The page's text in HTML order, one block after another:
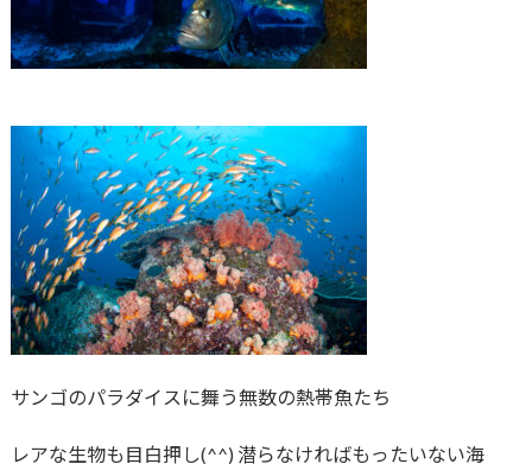
サンゴのパラダイスに舞う無数の熱帯魚たち
レアな生物も目白押し(^^) 潜らなければもったいない海